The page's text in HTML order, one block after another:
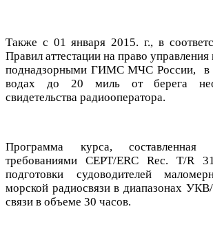
Также с 01 января 2015. г., в
Правил аттестации на право
поднадзорными ГИМС МЧС России, в
водах до 20 миль от берега
свидетельства радиооператора.
Программа курса,
требованиями CEPT/ERC Rec. T/R
подготовки судоводителей
морской радиосвязи в диапазонах
связи в объеме 30 часов.